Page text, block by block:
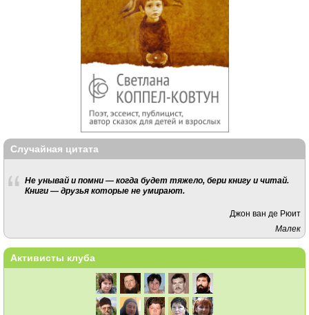
Случайная цитата
Не унывай и помни — когда будет тяжело, бери книгу и читай.
Книги — друзья которые не умирают.
Джон ван де Рюит
Малек
Активисты клуба